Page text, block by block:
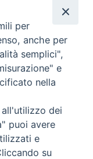
ALBANO
06.9323844
9:00 - 13:00
9:30 - 12:30
per
anche per
semplici",
e
nella
dei
puoi avere
e
su